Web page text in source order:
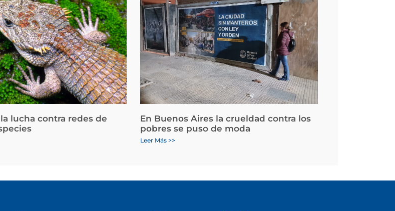
lucha contra redes de
En Buenos Aires la crueldad contra los
pobres se puso de moda
Leer Más >>